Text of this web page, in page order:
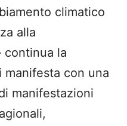
climatico
alla
continua la
manifesta con una
manifestazioni